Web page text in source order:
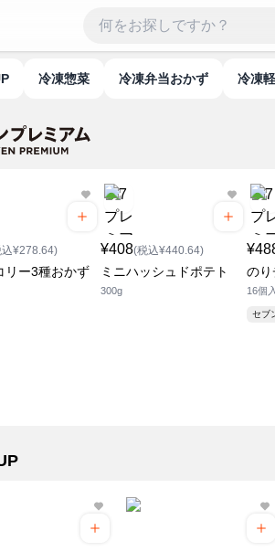
冷凍惣菜 冷凍弁当おかず 冷凍
込¥278.64)
リー3種おかず
¥408(税込¥440.64)
ミニハッシュドポテト
300g
のり
16個入
セ